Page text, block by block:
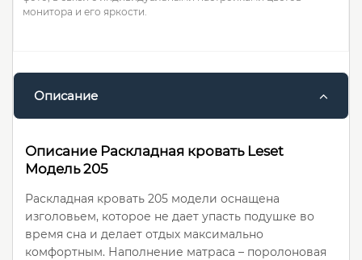
монитора и его яркости.
Описание
Описание Раскладная кровать Leset
Модель 205
Раскладная кровать 205 модели оснащена
изголовьем, которое не дает упасть подушке во
время сна и делает отдых максимально
комфортным. Наполнение матраса – поролоновая